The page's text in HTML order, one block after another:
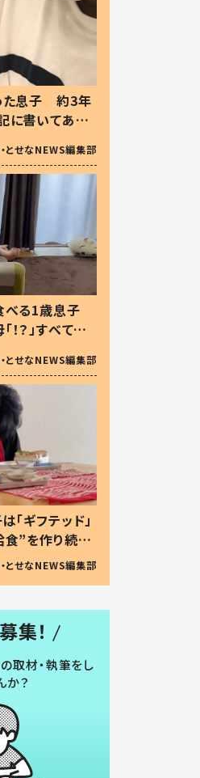
た息子 約3年
に書いてあっ
とせなNEWS編集部
べる1歳息子
？」すべてを
いから許
とせなNEWS編集部
「ギフテッド」
”を作り続け
#令和の子
とせなNEWS編集部
集！
取材・執筆をし
か？